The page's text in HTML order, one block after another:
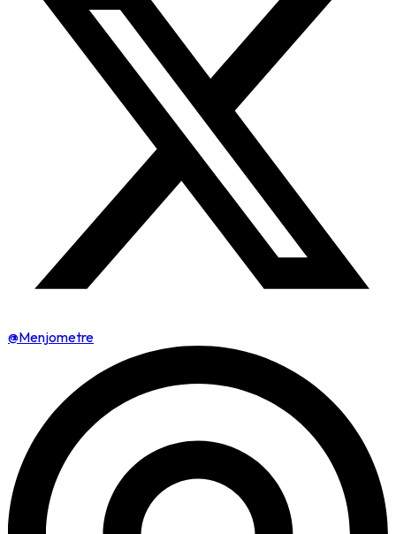
@Menjometre